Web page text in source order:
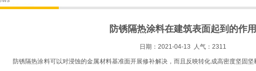
防锈隔热涂料在建筑表面起到的作用
日期：2021-04-13 人气：2311
防锈隔热涂料可以对浸蚀的金属材料基准面开展修补解决，而且反映转化成高密度坚固